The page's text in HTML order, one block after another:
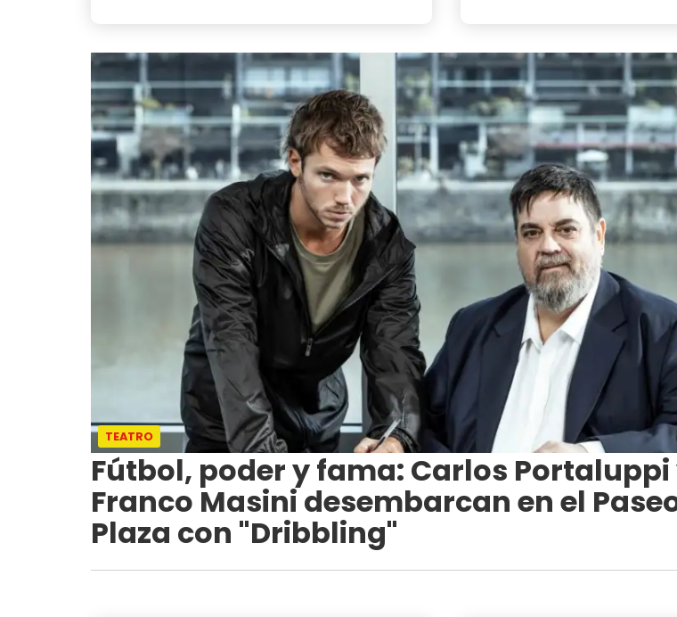
TEATRO
Fútbol, poder y fama: Carlos Portaluppi
Franco Masini desembarcan en el
Plaza con "Dribbling"